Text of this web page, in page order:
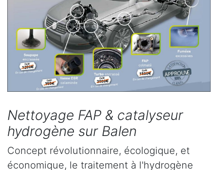
Nettoyage FAP & catalyseur
hydrogène sur Balen
Concept révolutionnaire, écologique, et
économique, le traitement à l'hydrogène